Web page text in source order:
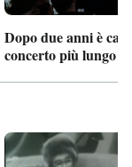
Dopo due anni è
concerto più lungo